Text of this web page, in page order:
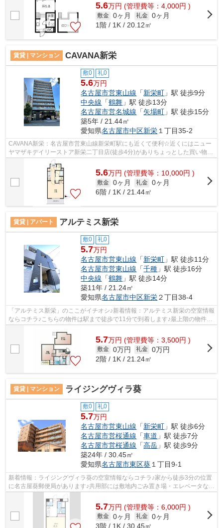
5.6万円 (管理費等：4,000円 )
敷金 0ヶ月 礼金 0ヶ月
1階 / 1K / 20.12㎡
賃貸 | マンション CAVANA新栄
敷0 礼0
5.6万円
名古屋市営東山線 「新栄町 」駅 徒歩9分
中央線 「鶴舞 」駅 徒歩13分
名古屋市営名城線 「矢場町 」駅 徒歩15分
築5年 / 21.44㎡
愛知県名古屋市中区新栄 １丁目35-2
CAVANA新栄：名古屋市営東山線新栄町駅にも近くて便利☆近くにはニュー
ヤマザキデイリーストア新栄二丁目店(徒歩4分)がありちょっとした買い物に
便利です☆このマンションは駐輪場付きの...
5.6万円 (管理費等：10,000円 )
敷金 0ヶ月 礼金 0ヶ月
6階 / 1K / 21.44㎡
賃貸 | アパート アルテミス新栄
敷0 礼0
5.7万円
名古屋市営東山線 「新栄町 」駅 徒歩11分
名古屋市営東山線 「千種 」駅 徒歩16分
中央線 「鶴舞 」駅 徒歩14分
築11年 / 21.24㎡
愛知県名古屋市中区新栄２丁目38-4
「アルテミス新栄」のここがイチオシ♪新着情報：アルテミス新栄の空室情報
ならコチラ♪こちらの物件は駅まで徒歩で11分で到着します♪最上階の物件で
5.7万円 (管理費等：3,500円 )
敷金 0万円 礼金 0万円
2階 / 1K / 21.24㎡
賃貸 | マンション ライジングヴィラ葵
敷0 礼0
5.7万円
名古屋市営東山線 「新栄町 」駅 徒歩6分
名古屋市営桜通線 「車道 」駅 徒歩7分
名古屋市営桜通線 「高岳 」駅 徒歩9分
築24年 / 30.45㎡
愛知県名古屋市東区葵 １丁目9-1
新着情報：ライジングヴィラ葵の空室情報ならコチラ♪家から徒歩3分の位置
に名古屋葵郵便局があります♪共用部には敷地内ごみ置き場・エレベータなど
5.7万円 (管理費等：6,000円 )
敷金 0ヶ月 礼金 0ヶ月
3階 / 1K / 30.45㎡